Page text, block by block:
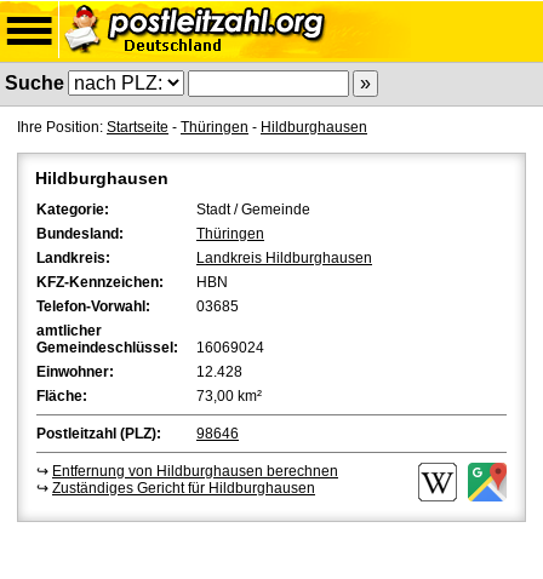
Suche
Ihre Position: Startseite - Thüringen - Hildburghausen
Hildburghausen
Kategorie:
Stadt / Gemeinde
Bundesland:
Thüringen
Landkreis:
Landkreis Hildburghausen
KFZ-Kennzeichen:
HBN
Telefon-Vorwahl:
03685
amtlicher
Gemeindeschlüssel:
16069024
Einwohner:
12.428
Fläche:
73,00 km²
Postleitzahl (PLZ): 98646
↪ Entfernung von Hildburghausen berechnen
↪ Zuständiges Gericht für Hildburghausen